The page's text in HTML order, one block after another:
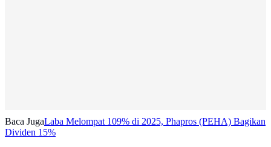
Baca JugaLaba Melompat 109% di 2025, Phapros (PEHA) Bagikan
Dividen 15%